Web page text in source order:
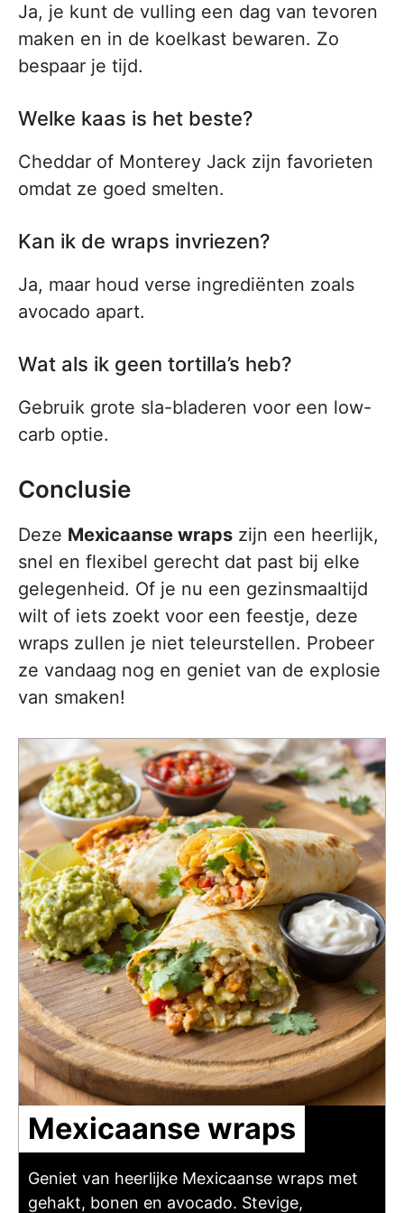
Ja, je kunt de vulling een dag van tevoren
maken en in de koelkast bewaren. Zo
bespaar je tijd.
Welke kaas is het beste?
Cheddar of Monterey Jack zijn favorieten
omdat ze goed smelten.
Kan ik de wraps invriezen?
Ja, maar houd verse ingrediënten zoals
avocado apart.
Wat als ik geen tortilla’s heb?
Gebruik grote sla-bladeren voor een low-
carb optie.
Conclusie
Deze Mexicaanse wraps zijn een heerlijk,
snel en flexibel gerecht dat past bij elke
gelegenheid. Of je nu een gezinsmaaltijd
wilt of iets zoekt voor een feestje, deze
wraps zullen je niet teleurstellen. Probeer
ze vandaag nog en geniet van de explosie
van smaken!
Mexicaanse wraps
Geniet van heerlijke Mexicaanse wraps met
gehakt, bonen en avocado. Stevige,